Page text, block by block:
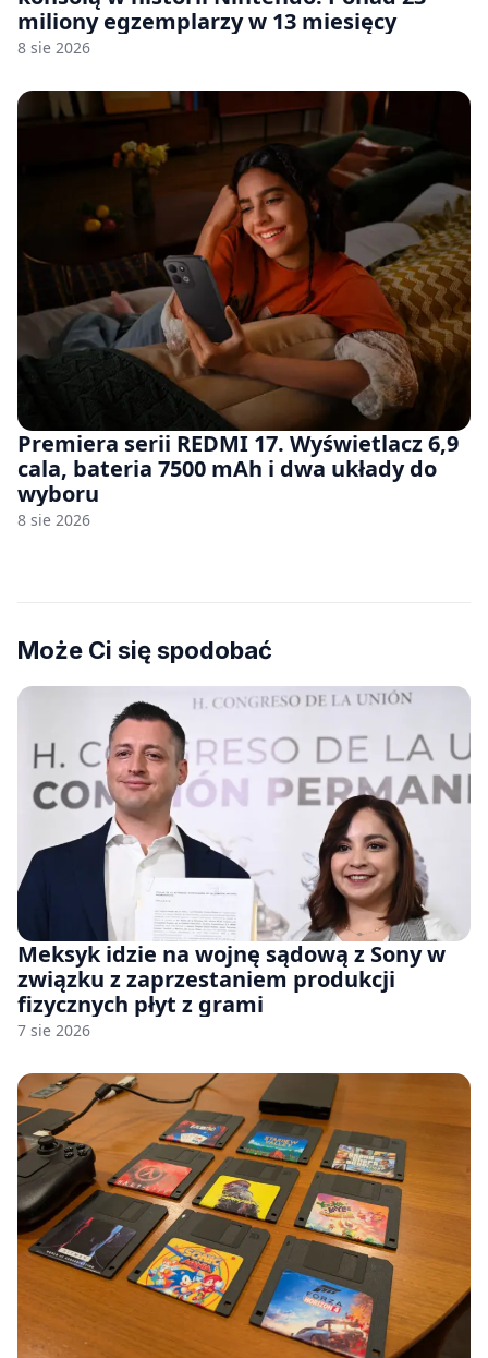
miliony egzemplarzy w 13 miesięcy
8 sie 2026
Premiera serii REDMI 17. Wyświetlacz 6,9
cala, bateria 7500 mAh i dwa układy do
wyboru
8 sie 2026
Może Ci się spodobać
Meksyk idzie na wojnę sądową z Sony w
związku z zaprzestaniem produkcji
fizycznych płyt z grami
7 sie 2026